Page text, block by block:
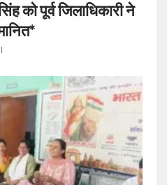
को पूर्व जिलाधिकारी ने